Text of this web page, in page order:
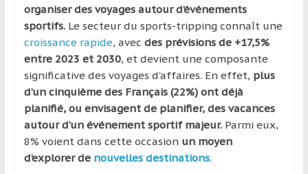
organiser des voyages autour d’événements
sportifs.Le secteur du sports-tripping connaît une
croissance rapide, avec des prévisions de +17,5%
entre 2023 et 2030, et devient une composante
significative des voyages d’affaires. En effet, plus
d’un cinquième des Français (22%) ont déjà
planifié, ou envisagent de planifier, des vacances
autour d’un événement sportif majeur. Parmi eux,
8% voient dans cette occasionun moyen
d’explorer de nouvelles destinations.